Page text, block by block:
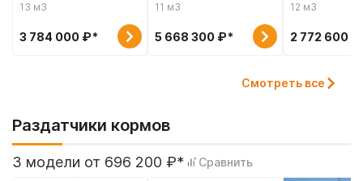
13 м3
3 784 000 ₽*
11 м3
5 668 300 ₽*
12 м3
2 772 600
Смотреть все
Раздатчики кормов
3 модели от 696 200 ₽* Сравнить